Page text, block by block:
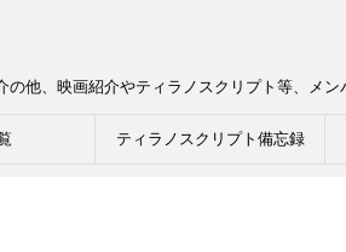
他、映画紹介やティラノスクリプト等、メン
ティラノスクリプト備忘録